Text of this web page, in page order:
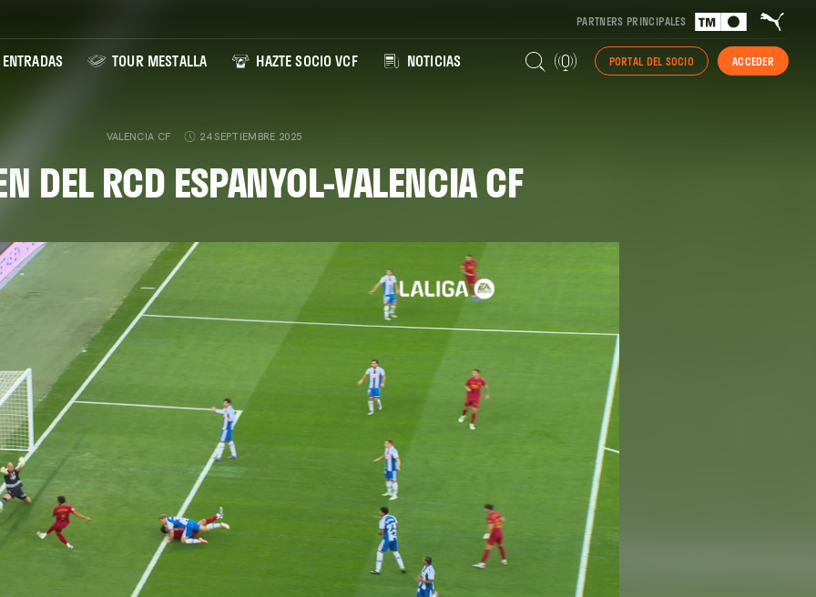
PARTNERS PRINCIPALES
ENTRADAS TOUR MESTALLA HAZTE SOCIO VCF NOTICIAS PORTAL DEL SOCIO ACCEDER
VALENCIA CF 24 SEPTIEMBRE 2025
DEL RCD ESPANYOL-VALENCIA CF